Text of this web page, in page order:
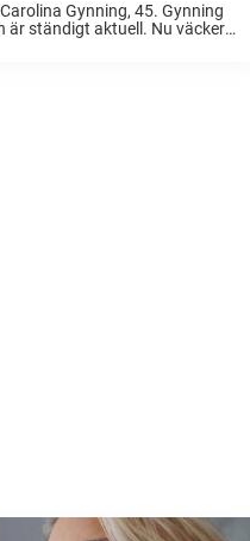
Gynning, 45. Gynning
är ständigt aktuell. Nu väcker